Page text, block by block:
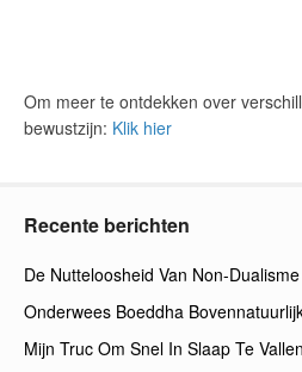
Om meer te ontdekken over
bewustzijn: Klik hier
Recente berichten
De Nutteloosheid Van Non-Dualisme
Onderwees Boeddha
Mijn Truc Om Snel In Slaap Te Vallen